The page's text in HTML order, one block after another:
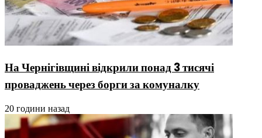
На Чернігівщині відкрили понад 3 тисячі
проваджень через борги за комуналку
20 години назад